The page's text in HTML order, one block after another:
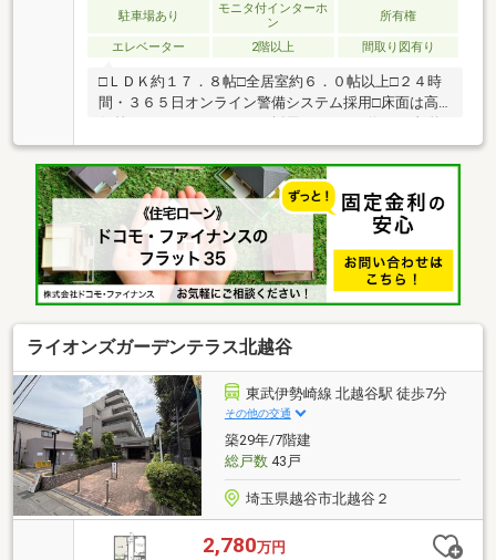
駐車場あり
モニタ付インターホ
ン
所有権
エレベーター 2階以上 間取り図有り
□ＬＤＫ約１７．８帖□全居室約６．０帖以上□２４時
間・３６５日オンライン警備システム採用□床面は高
による制限あり)□玄関には人感知センサー設置(暗闇の
中足元を明るく照らし、つまずき防止)□足元保安灯□
２４時間低風量換気システム□ＴＶモニター付ハンズ
フリーオートロックシステム
ライオンズガーデンテラス北越谷
東武伊勢崎線 北越谷駅 徒歩7分
その他の交通
築29年/7階建
総戸数43戸
埼玉県越谷市北越谷２
2,780万円